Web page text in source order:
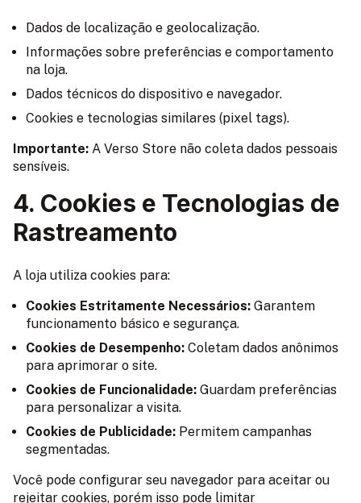
Dados de localização e geolocalização.
Informações sobre preferências e comportamento
na loja.
Dados técnicos do dispositivo e navegador.
Cookies e tecnologias similares (pixel tags).
Importante: A Verso Store não coleta dados pessoais
sensíveis.
4. Cookies e Tecnologias de
Rastreamento
A loja utiliza cookies para:
Cookies Estritamente Necessários: Garantem
funcionamento básico e segurança.
Cookies de Desempenho: Coletam dados anônimos
para aprimorar o site.
Cookies de Funcionalidade: Guardam preferências
para personalizar a visita.
Cookies de Publicidade: Permitem campanhas
segmentadas.
Você pode configurar seu navegador para aceitar ou
rejeitar cookies, porém isso pode limitar